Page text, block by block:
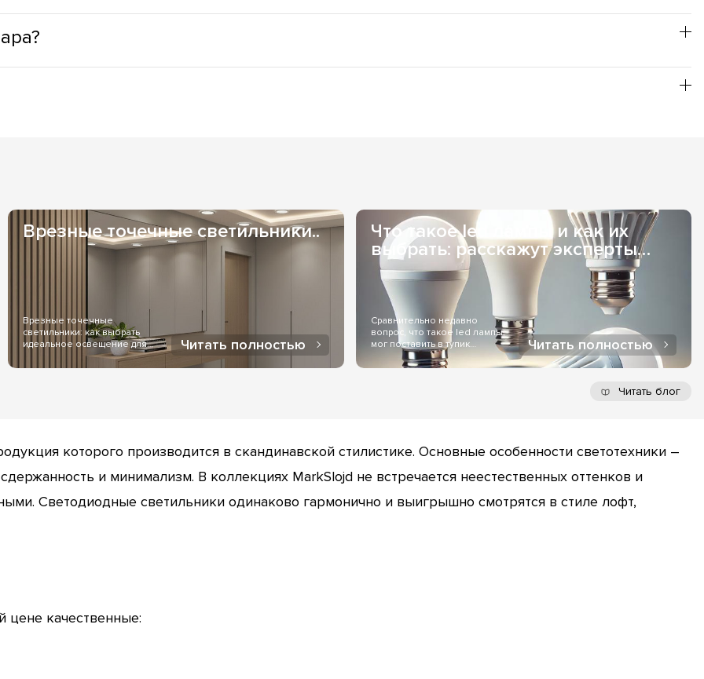
светильники лишены опасных веществ, в своей конструкции, и не нуждаются в специальной утилизации, что
светильники с LED позволяют выбрать практически любой необходимый Вам оттенок свечения, из товарной
свечения самостоятельно.
3 дня и зависят от Вашего местоположения. Если же товар заказывать для Вас индивидуально, то сроки поставки
Врезные точечные светильники..
Врезные точечные
светильники: как выбрать
идеальное освещение для
Читать полностью
Что такое led лампы и как их
выбрать: расскажут эксперты
Elekomp..
Сравнительно недавно
вопрос, что такое led лампы,
мог поставить в тупик
большинство людей...
Читать полностью
Читать блог
которого производится в скандинавской стилистике. Основные особенности светотехники –
и минимализм. В коллекциях MarkSlojd не встречается неестественных оттенков и
Светодиодные светильники одинаково гармонично и выигрышно смотрятся в стиле лофт,
цене качественные: